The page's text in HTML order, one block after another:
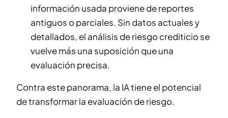
información usada proviene de reportes
antiguos o parciales. Sin datos actuales y
detallados, el análisis de riesgo crediticio se
vuelve más una suposición que una
evaluación precisa.
Contra este panorama, la IA tiene el potencial
de transformar la evaluación de riesgo.